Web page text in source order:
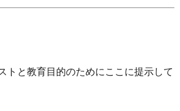
トと教育目的のためにここに提示して